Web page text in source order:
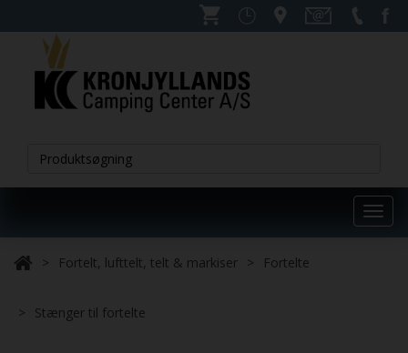
Fortelt, lufttelt, telt & markiser Fortelte
Stænger til fortelte